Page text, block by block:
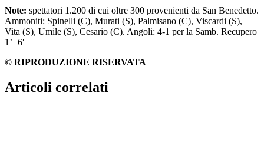
Note: spettatori 1.200 di cui oltre 300 provenienti da San Benedetto.
Ammoniti: Spinelli (C), Murati (S), Palmisano (C), Viscardi (S),
Vita (S), Umile (S), Cesario (C). Angoli: 4-1 per la Samb. Recupero
1’+6′
© RIPRODUZIONE RISERVATA
Articoli correlati